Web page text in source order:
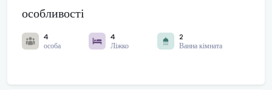
особливості
4
особа
4
Ліжко
2
Ванна кімната